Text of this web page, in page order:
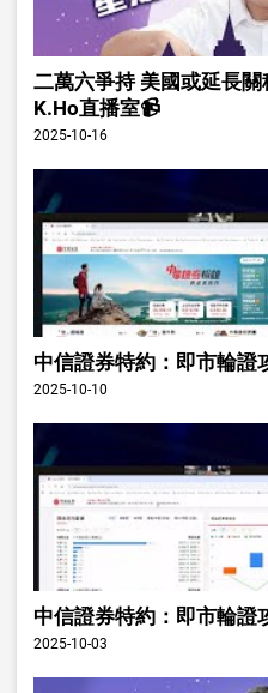
二萬六爭持 美國或延長
K.Ho直播室📹
2025-10-16
中信證券特約：即市輪證
2025-10-10
中信證券特約：即市輪證
2025-10-03